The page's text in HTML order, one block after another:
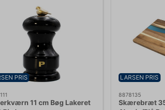
PRIS
11 cm Bøg Lakeret
LARSEN PRIS
8878135
Skærebræt